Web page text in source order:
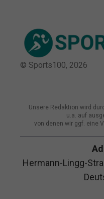
© Sports100, 2026
Unsere Redaktion wird
u.a. auf
von denen wir ggf. eine
Hermann-Lingg-